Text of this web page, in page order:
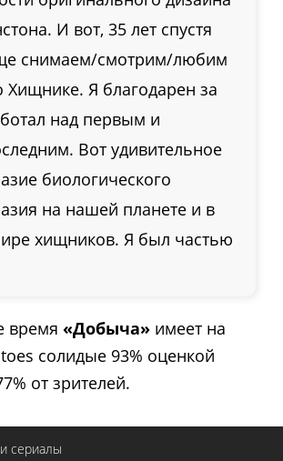
И вот, 35 лет спустя
снимаем/смотрим/любим
Я благодарен за
над первым и
Вот удивительное
биологического
на нашей планете и в
хищников. Я был частью
время «Добыча» имеет на
солидые 93% оценкой
от зрителей.
сериалы